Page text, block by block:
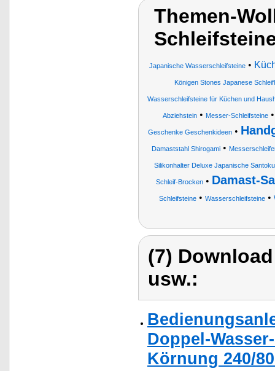
Themen-
Japanische Wasserschleifsteine •
Königen Stones Japanese
Wasserschleifsteine für Küchen und
Abziehstein• Messer-Schleifsteine
Geschenke Geschenkideen •
Damaststahl Shirogami•
Silikonhalter Deluxe Japanische
Schleif-Brocken • Damast-
Schleifsteine • Wasserschleifsteine •
(7)
usw.:
Doppel-
Körnung 240/